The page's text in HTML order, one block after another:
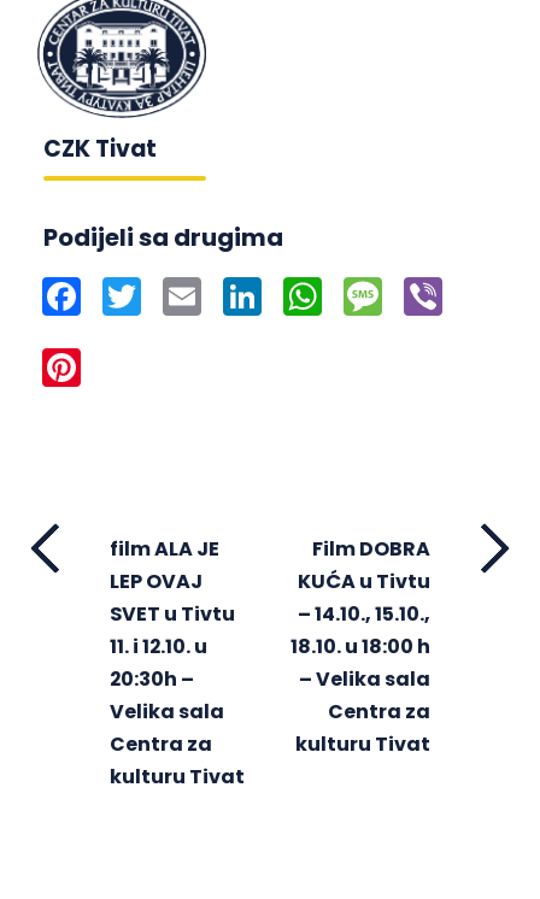
CZK Tivat
Podijeli sa drugima
Facebook
Twitter Email LinkedInWhatsApp
Message
film ALA JE
LEP OVAJ
SVET u Tivtu
11. i 12.10. u
20:30h –
Velika sala
Centra za
kulturu Tivat
Film DOBRA
KUĆA u Tivtu
– 14.10., 15.10.,
18.10. u 18:00 h
– Velika sala
Centra za
kulturu Tivat